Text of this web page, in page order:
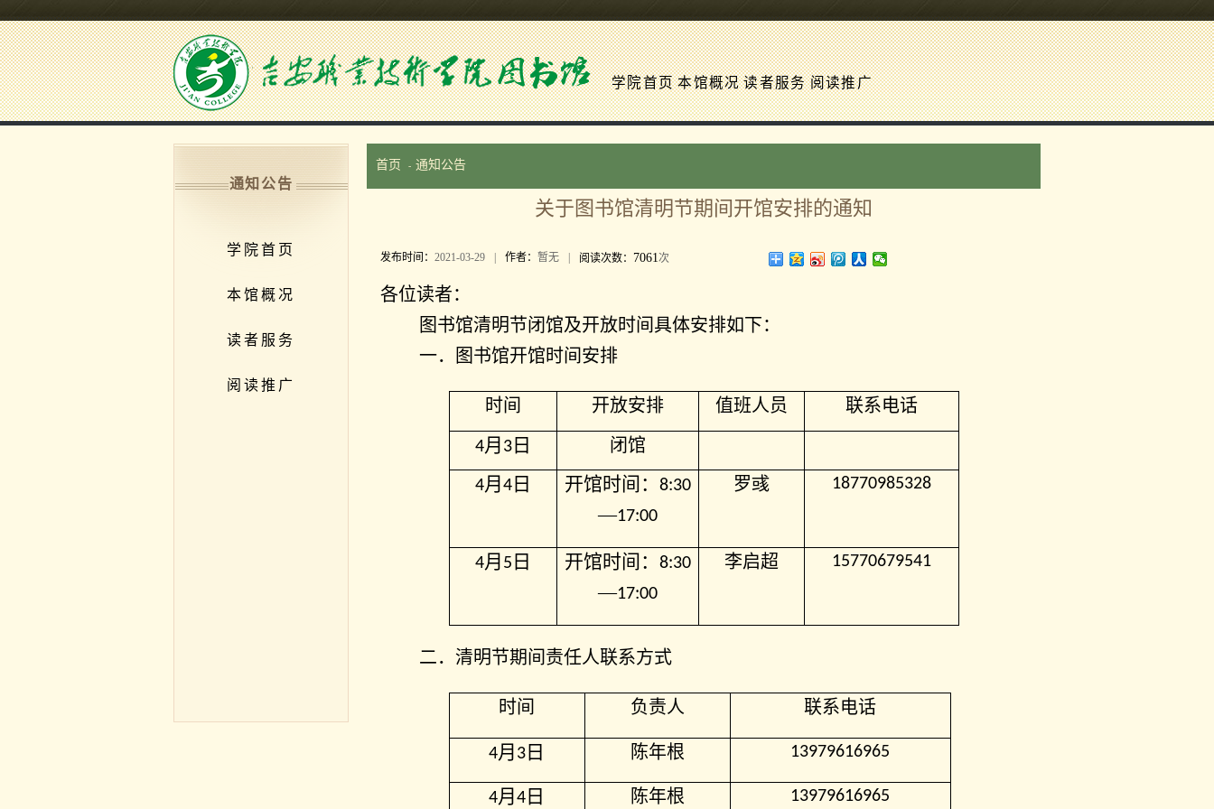
学院首页 本馆概况 读者服务 阅读推广
通知公告
学院首页
本馆概况
读者服务
阅读推广
首页 - 通知公告
关于图书馆清明节期间开馆安排的通知
发布时间： 2021-03-29 作者： 暂无 阅读次数： 7061次
各位读者：
图书馆清明节闭馆及开放时间具体安排如下：
一．图书馆开馆时间安排
时间 开放安排 值班人员 联系电话
4月 3日 闭馆
4月 4日 开馆时间： 8:30
—17:00
罗彧 18770985328
4月 5 日 开馆时间： 8:30
—17:00
李启超 15770679541
二．清明节期间责任人联系方式
时间 负责人 联系电话
4月 3 日 陈年根 13979616965
4月 4 日 陈年根 13979616965